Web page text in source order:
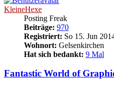
KleineHexe
Posting Freak
Beiträge: 970
Registriert: So 15. Jun
Wohnort: Gelsenkirchen
Hat sich bedankt: 9 Mal
Fantastic World of